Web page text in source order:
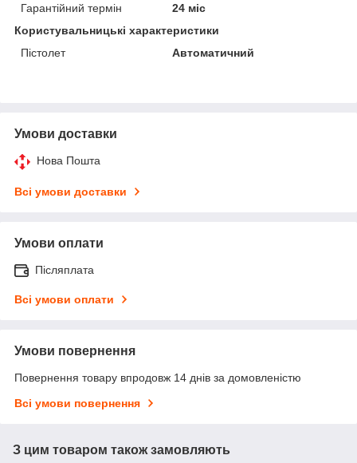
Гарантійний термін
24 міс
Користувальницькі характеристики
Пістолет
Автоматичний
Умови доставки
Нова Пошта
Всі умови доставки
Умови оплати
Післяплата
Всі умови оплати
Умови повернення
Повернення товару впродовж 14 днів за домовленістю
Всі умови повернення
З цим товаром також замовляють